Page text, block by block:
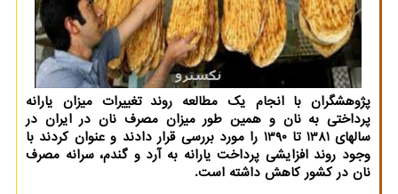
پژوهشگران با انجام یک مطالعه روند تغییرات میزان یارانه
پرداختی به نان و همین طور میزان مصرف نان در ایران در
سالهای 1381 تا 1390 را مورد بررسی قرار دادند و عنوان کردند با
وجود روند افزایشی پرداخت یارانه به آرد و گندم، سرانه مصرف
نان در کشور کاهش داشته است.